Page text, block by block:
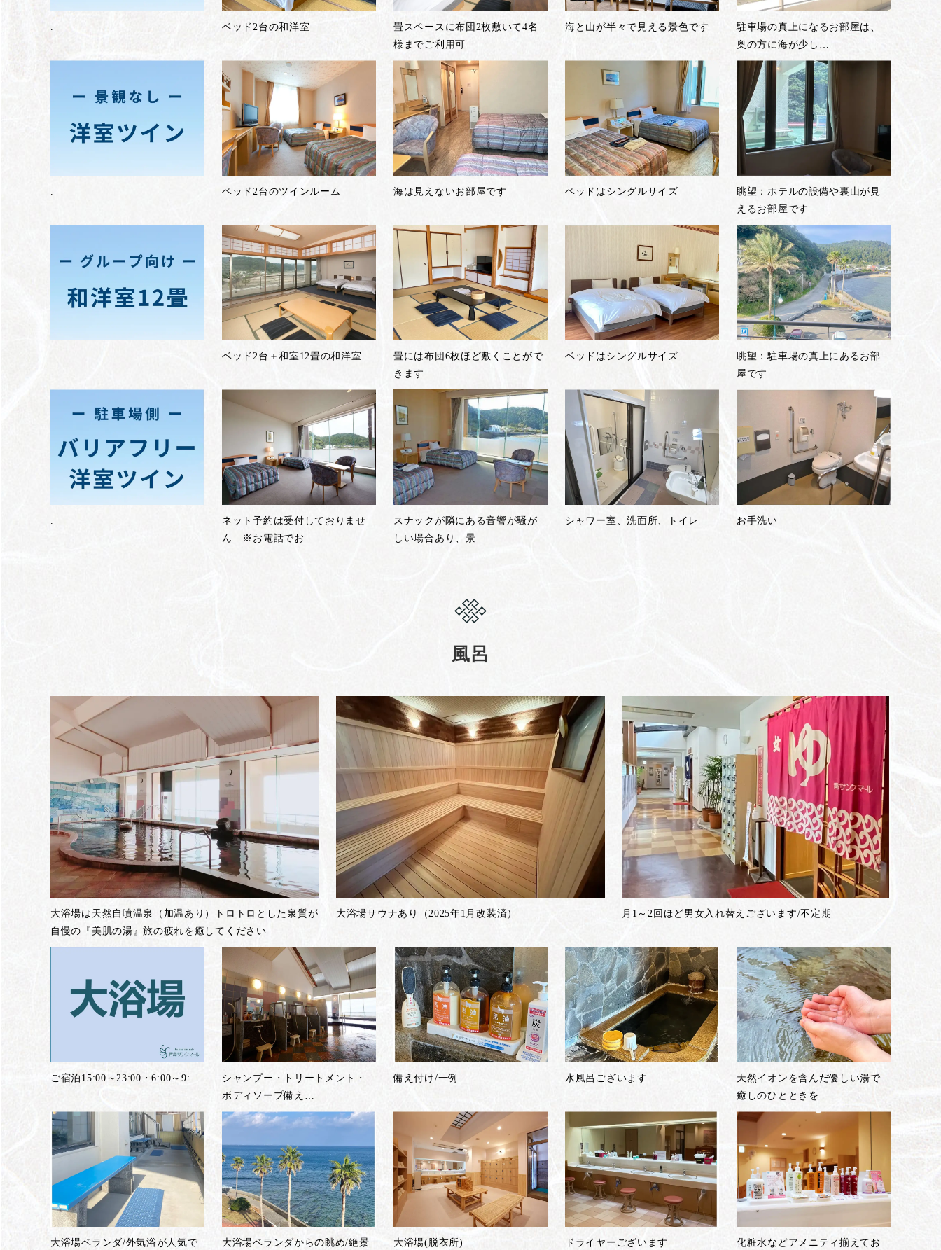
. ベッド2台の和洋室
畳スペースに布団2枚敷いて4名
様までご利用可
海と山が半々で見える景色です
駐車場の真上になるお部屋は、
奥の方に海が少し …
. ベッド2台のツインルーム 海は見えないお部屋です ベッドはシングルサイズ
眺望：ホテルの設備や裏山が見
えるお部屋です
. ベッド2台＋和室12畳の和洋室
畳には布団6枚ほど敷くことがで
きます
ベッドはシングルサイズ
眺望：駐車場の真上にあるお部
屋です
.
ネット予約は受付しておりませ
ん ※お電話でお …
スナックが隣にある音響が騒が
しい場合あり、景…
シャワー室、洗面所、トイレ お手洗い
風呂
大浴場は天然自噴温泉（加温あり）トロトロとした泉質が
自慢の『美肌の湯』旅の疲れを癒してください
大浴場サウナあり（2025年1月改装済） 月1～2回ほど男女入れ替えございます/不定期
ご宿泊15:00～23:00・6:00～9:…
シャンプー・トリートメント・
ボディソープ備え …
備え付け/一例 水風呂ございます
天然イオンを含んだ優しい湯で
癒しのひとときを
大浴場ベランダ/外気浴が人気で 大浴場ベランダからの眺め/絶景 大浴場(脱衣所) ドライヤーございます 化粧水などアメニティ揃えてお